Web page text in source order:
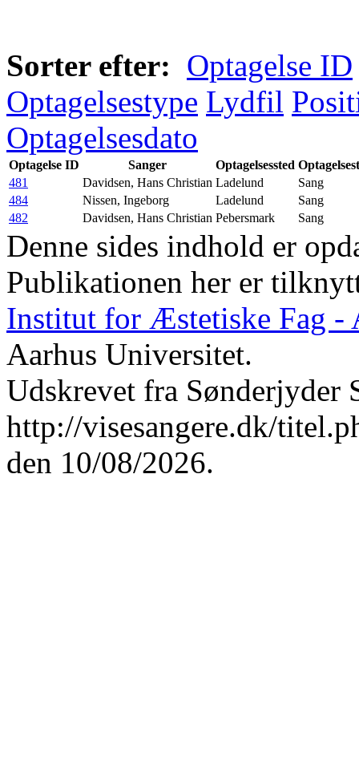
Sorter efter: Optagelse ID
Optagelsestype Lydfil
Optagelsesdato
Optagelse ID Sanger Optagelsessted
481
Davidsen, Hans Christian Ladelund
Sang
484
Nissen, Ingeborg Ladelund
Sang
482
Davidsen, Hans Christian Pebersmark Sang
Denne sides indhold er
Publikationen her er
Institut for Æstetiske Fag -
Aarhus Universitet.
Udskrevet fra Sønderjyder
http://visesangere.dk/
den 10/08/2026.